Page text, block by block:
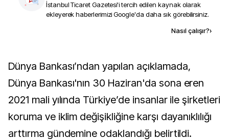
İstanbul Ticaret Gazetesi'i tercih edilen kaynak olarak
ekleyerek haberlerimizi Google'da daha sık görebilirsiniz.
Nasıl çalışır?›
Dünya Bankası’ndan yapılan açıklamada,
Dünya Bankası'nın 30 Haziran'da sona eren
2021 mali yılında Türkiye’de insanlar ile şirketleri
koruma ve iklim değişikliğine karşı dayanıklılığı
arttırma gündemine odaklandığı belirtildi.